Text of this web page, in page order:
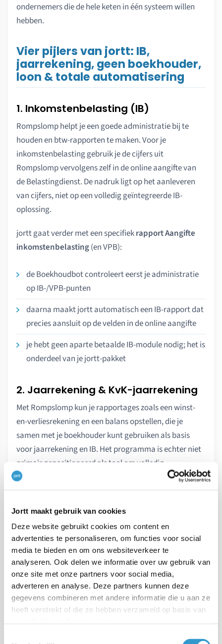
Jortt maakt gebruik van cookies
Deze website gebruikt cookies om content en
advertenties te personaliseren, om functies voor social
media te bieden en om ons websiteverkeer te
analyseren. Ook delen we informatie over uw gebruik van
onze site met onze partners voor social media,
adverteren en analyse. Deze partners kunnen deze
gegevens combineren met andere informatie die u aan ze
heeft verstrekt of die ze hebben verzameld op basis van
ondernemers die de hele keten in één systeem willen
hebben.
Vier pijlers van jortt: IB,
jaarrekening, geen boekhouder,
loon & totale automatisering
1. Inkomstenbelasting (IB)
Rompslomp helpt je een goede administratie bij te
houden en btw-rapporten te maken. Voor je
inkomstenbelasting gebruik je de cijfers uit
Rompslomp vervolgens zelf in de online aangifte van
de Belastingdienst. De nadruk ligt op het aanleveren
van cijfers, niet op een volledig geïntegreerde IB-
oplossing.
jortt gaat verder met een specifiekrapport Aangifte
inkomstenbelasting(en VPB):
de Boekhoudbot controleert eerst je administratie
op IB-/VPB-punten
daarna maakt jortt automatisch een IB-rapport dat
precies aansluit op de velden in de online aangifte
je hebt geen aparte betaalde IB-module nodig; het is
onderdeel van je jortt-pakket
2. Jaarrekening & KvK-jaarrekening
Met Rompslomp kun je rapportages zoals een winst-
en-verliesrekening en een balans opstellen, die je
samen met je boekhouder kunt gebruiken als basis
voor jaarrekening en IB. Het programma is echter niet
primair gepositioneerd als tool om volledig
automatisch een jaarrekening en KvK-jaarrekening te
genereren.
jortt pakt dat expliciet wél op als onderdeel van het
boekhoudprogramma:
jortt maakt automatisch eenjaarrekening
(samenstelrekening) op basis van je boekhouding
deze jaarrekening voldoet aan de relevante
standaarden en is direct bruikbaar richting
voor micro-